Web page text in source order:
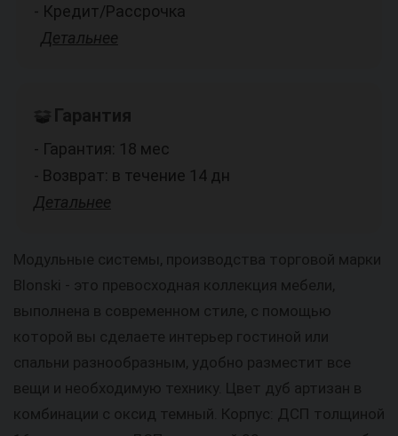
- Кредит/Рассрочка
Детальнее
Гарантия
- Гарантия: 18 мес
- Возврат: в течение 14 дн
Детальнее
Модульные системы, производства торговой марки
Blonski - это превосходная коллекция мебели,
выполнена в современном стиле, с помощью
которой вы сделаете интерьер гостиной или
спальни разнообразным, удобно разместит все
вещи и необходимую технику. Цвет дуб артизан в
комбинации с оксид темный. Корпус: ДСП толщиной